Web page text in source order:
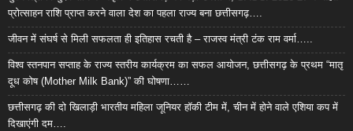
प्रोत्साहन राशि प्राप्त करने वाला देश का पहला राज्य बना छत्तीसगढ़….
जीवन में संघर्ष से मिली सफलता ही इतिहास रचती है – राजस्व मंत्री टंक राम वर्मा…..
विश्व स्तनपान सप्ताह के राज्य स्तरीय कार्यक्रम का सफल आयोजन, छत्तीसगढ़ के प्रथम “मातृ
दूध कोष (Mother Milk Bank)” की घोषणा……
छत्तीसगढ़ की दो खिलाड़ी भारतीय महिला जूनियर हॉकी टीम में, चीन में होने वाले एशिया कप में
दिखाएंगी दम….